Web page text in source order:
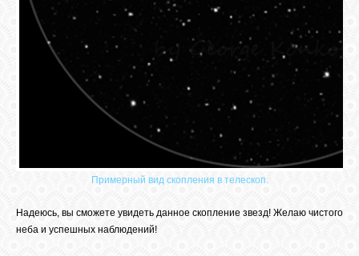
Примерный вид скопления в телескоп.
Надеюсь, вы сможете увидеть данное скопление звезд! Желаю чистого
неба и успешных наблюдений!